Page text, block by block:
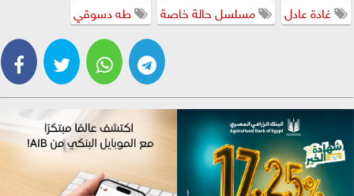
غادة عادل
مسلسل حالة خاصة طه دسوقي